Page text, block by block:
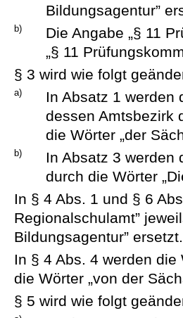
Bildungsagentur”
b)
Die Angabe „§ 11
„§ 11
§ 3 wird wie folgt
a)
In Absatz 1 werden
dessen Amtsbezirk
die Wörter „der
b)
In Absatz 3 werden
durch die Wörter
In § 4 Abs. 1 und § 6
Regionalschulamt”
Bildungsagentur” ersetzt.
In § 4 Abs. 4 werden die
die Wörter „von der
§ 5 wird wie folgt